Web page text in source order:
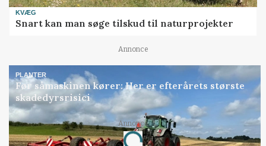
KVÆG
Snart kan man søge tilskud til naturprojekter
Annonce
PLANTER
Før såmaskinen kører: Her er efterårets største
skadedyrsrisici
Annonce